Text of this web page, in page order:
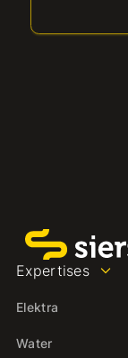
Expertises
Elektra
Water